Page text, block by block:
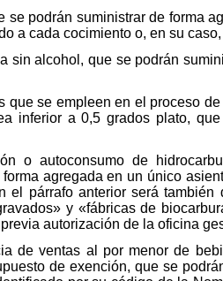
podrán suministrar de forma
a cada cocimiento o, en su
alcohol, que se podrán
se empleen en el proceso
inferior a 0,5 grados plato,
o autoconsumo de
agregada en un único
párrafo anterior será
y «fábricas de
autorización de la oficina
de ventas al por menor de
de exención, que se